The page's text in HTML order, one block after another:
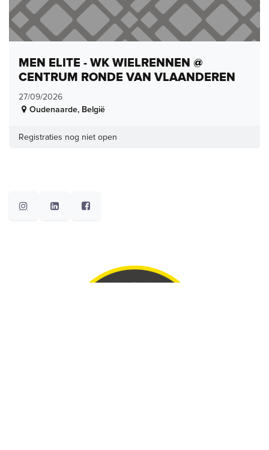
MEN ELITE - WK WIELRENNEN @
CENTRUM RONDE VAN VLAANDEREN
27/09/2026
Oudenaarde, België
Registraties nog niet open